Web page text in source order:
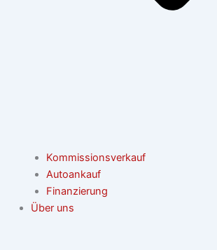
Kommissionsverkauf
Autoankauf
Finanzierung
Über uns